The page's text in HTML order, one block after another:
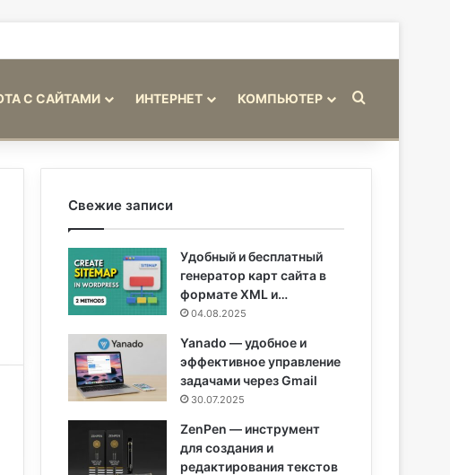
С САЙТАМИ ИНТЕРНЕТ КОМПЬЮТЕР
Свежие записи
Удобный и бесплатный
генератор карт сайта в
формате XML и…
04.08.2025
Yanado — удобное и
эффективное управление
задачами через Gmail
30.07.2025
ZenPen — инструмент
для создания и
редактирования текстов